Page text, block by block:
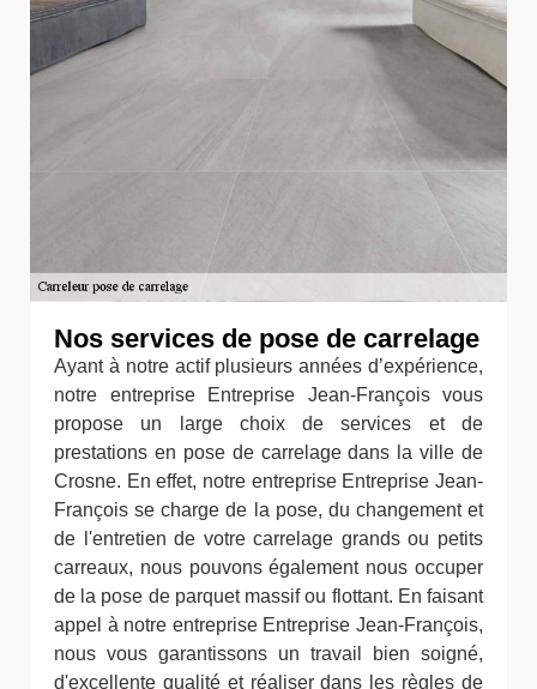
Nos services de pose de carrelage
Ayant à notre actif plusieurs années d’expérience,
notre entreprise Entreprise Jean-François vous
propose un large choix de services et de
prestations en pose de carrelage dans la ville de
Crosne. En effet, notre entreprise Entreprise Jean-
François se charge de la pose, du changement et
de l'entretien de votre carrelage grands ou petits
carreaux, nous pouvons également nous occuper
de la pose de parquet massif ou flottant. En faisant
appel à notre entreprise Entreprise Jean-François,
nous vous garantissons un travail bien soigné,
d'excellente qualité et réaliser dans les règles de